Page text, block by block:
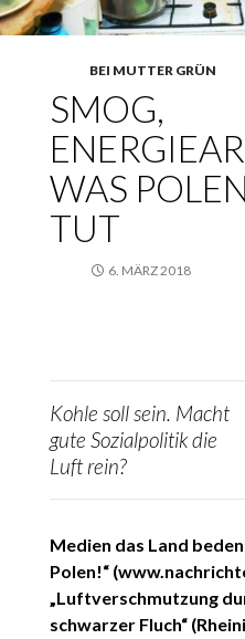
BEI MUTTER GRÜN
SMOG,
WAS
TUT
6. MÄRZ 2018
Kohle soll sein. Macht
gute Sozialpolitik die
Luft rein?
Medien das Land
Polen!“
„Luftverschmutzung
schwarzer Fluch“